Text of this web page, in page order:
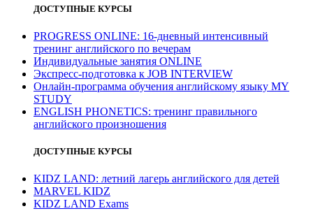
ДОСТУПНЫЕ КУРСЫ
PROGRESS ONLINE: 16-дневный интенсивный
тренинг английского по вечерам
Индивидуальные занятия ONLINE
Экспресс-подготовка к JOB INTERVIEW
Онлайн-программа обучения английскому языку MY
STUDY
ENGLISH PHONETICS: тренинг правильного
английского произношения
ДОСТУПНЫЕ КУРСЫ
KIDZ LAND: летний лагерь английского для детей
MARVEL KIDZ
KIDZ LAND Exams